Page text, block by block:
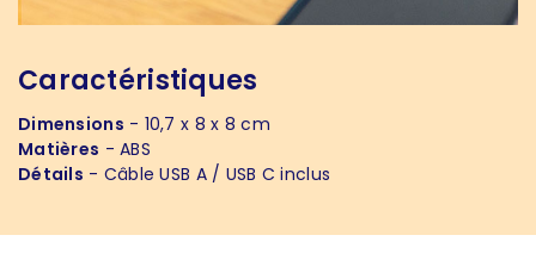
Caractéristiques
Dimensions - 10,7 x 8 x 8 cm
Matières - ABS
Détails - Câble USB A / USB C inclus